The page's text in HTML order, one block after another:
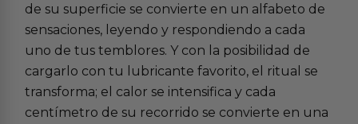
de su superficie se convierte en un alfabeto de
sensaciones, leyendo y respondiendo a cada
uno de tus temblores. Y con la posibilidad de
cargarlo con tu lubricante favorito, el ritual se
transforma; el calor se intensifica y cada
centímetro de su recorrido se convierte en una